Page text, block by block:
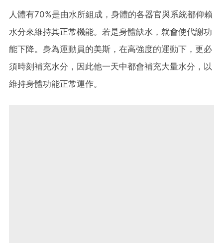
人體有70%是由水所組成，身體的各器官與系統都仰賴
水分來維持其正常機能。若是身體缺水，就會使代謝功
能下降。身為運動員的美斯，在高強度的運動下，更必
須時刻補充水分，因此他一天中都會補充大量水分，以
維持身體功能正常運作。